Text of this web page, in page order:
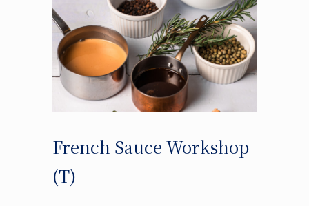
French Sauce Workshop
(T)